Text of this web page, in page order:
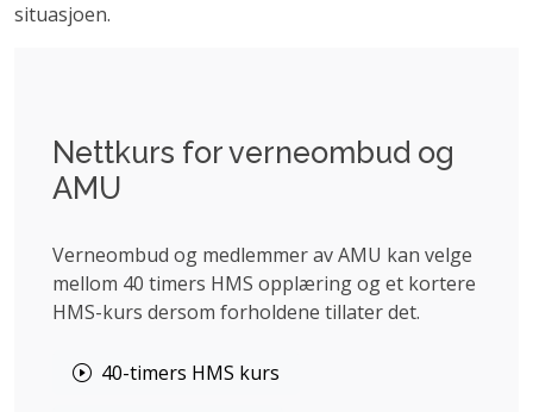
situasjoen.
Nettkurs for verneombud og
AMU
Verneombud og medlemmer av AMU kan velge
mellom 40 timers HMS opplæring og et kortere
HMS-kurs dersom forholdene tillater det.
40-timers HMS kurs